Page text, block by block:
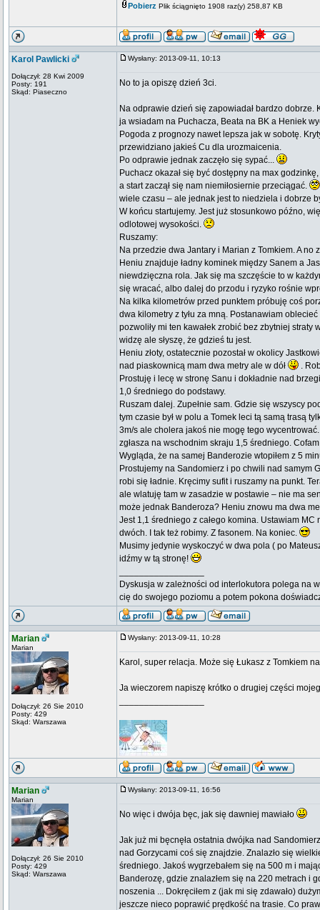
Pobierz Plik ściągnięto 1908 raz(y) 258,87 KB
Karol Pawlicki
Dołączył: 28 Kwi 2009
Posty: 191
Skąd: Piaseczno
Wysłany: 2013-09-11, 10:13
No to ja opiszę dzień 3ci.
Na odprawie dzień się zapowiadał bardzo dobrze.
ja wsiadam na Puchacza, Beata na BK a Heniek
Pogoda z prognozy nawet lepsza jak w sobotę.
przewidziano jakieś Cu dla urozmaicenia.
Po odprawie jednak zaczęło się sypać...
Puchacz okazał się być dostępny na max
a start zaczął się nam niemiłosiernie przeciągać.
wiele czasu – ale jednak jest to niedziela i dobrze
W końcu startujemy. Jest już stosunkowo późno,
odlotowej wysokości.
Ruszamy:
Na przedzie dwa Jantary i Marian z Tomkiem. A
Heniu znajduje ładny kominek między Sanem a
niewdzięczna rola. Jak się ma szczęście to w
się wracać, albo dalej do przodu i ryzyko rośnie
Na kilka kilometrów przed punktem próbuję coś
dwa kilometry z tyłu za mną. Postanawiam
pozwoliły mi ten kawałek zrobić bez zbytniej
widzę ale słyszę, że gdzieś tu jest.
Heniu złoty, ostatecznie pozostał w okolicy
nad piaskownicą mam dwa metry ale w dół
.
Prostuję i lecę w stronę Sanu i dokładnie nad
1,0 średniego do podstawy.
Ruszam dalej. Zupełnie sam. Gdzie się wszyscy
tym czasie był w polu a Tomek leci tą samą trasą
3m/s ale cholera jakoś nie mogę tego
zgłasza na wschodnim skraju 1,5 średniego.
Wygląda, że na samej Banderozie wtopiłem z 5
Prostujemy na Sandomierz i po chwili nad samym
robi się ładnie. Kręcimy sufit i ruszamy na punkt.
ale wlatuję tam w zasadzie w postawie – nie ma
może jednak Banderoza? Heniu znowu ma dwa
Jest 1,1 średniego z całego komina. Ustawiam
dwóch. I tak też robimy. Z fasonem. Na koniec.
Musimy jedynie wyskoczyć w dwa pola ( po
idźmy w tą stronę!
Dyskusja w zależności od interlokutora polega na
cię do swojego poziomu a potem pokona
Marian
Marian
Dołączył: 26 Sie 2010
Posty: 429
Skąd: Warszawa
Wysłany: 2013-09-11, 10:28
Karol, super relacja. Może się Łukasz z Tomkiem
Ja wieczorem napiszę krótko o drugiej części
Marian
Marian
Dołączył: 26 Sie 2010
Posty: 429
Skąd: Warszawa
Wysłany: 2013-09-11, 16:56
No więc i dwója bęc, jak się dawniej mawiało
Jak już mi bęcnęła ostatnia dwójka nad
nad Gorzycami coś się znajdzie. Znalazło się
średniego. Jakoś wygrzebałem się na 500 m i
Banderozę, gdzie znalazłem się na 220 metrach i
noszenia ... Dokręciłem z (jak mi się zdawało)
jeszcze nieco poprawić prędkość na trasie. Co